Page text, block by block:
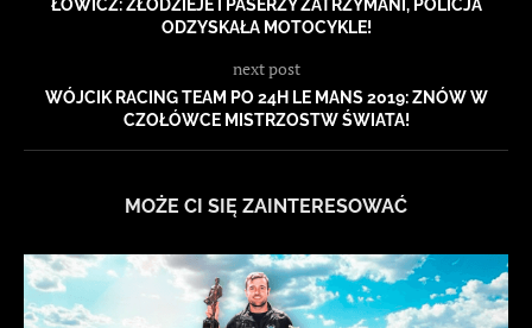
ŁOWICZ: ZŁODZIEJE I PASERZY ZATRZYMANI, POLICJA
ODZYSKAŁA MOTOCYKLE!
next post
WÓJCIK RACING TEAM PO 24H LE MANS 2019: ZNÓW W
CZOŁÓWCE MISTRZOSTW ŚWIATA!
MOŻE CI SIĘ ZAINTERESOWAĆ